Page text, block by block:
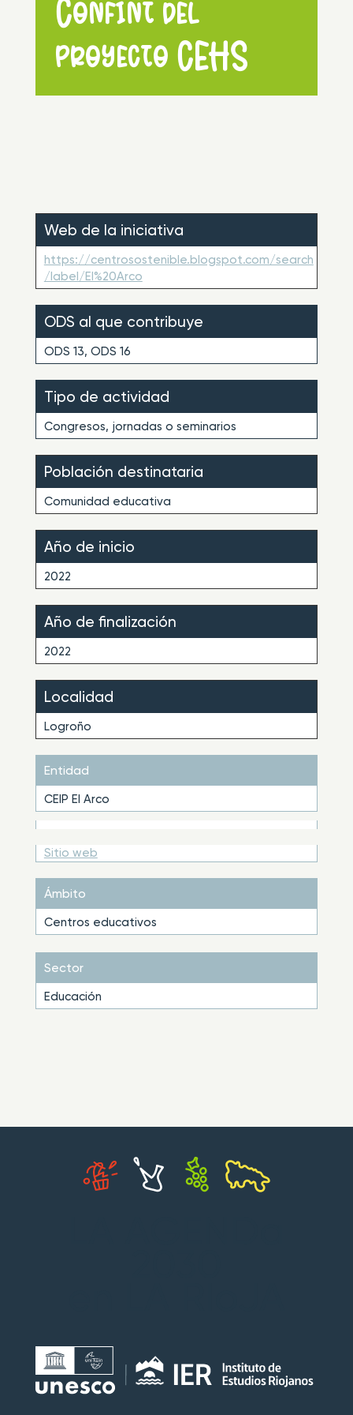
Confint del
proyecto CEHS
Web de la iniciativa
https://centrosostenible.blogspot.com/search
/label/El%20Arco
ODS al que contribuye
ODS 13, ODS 16
Tipo de actividad
Congresos, jornadas o seminarios
Población destinataria
Comunidad educativa
Año de inicio
2022
Año de finalización
2022
Localidad
Logroño
Entidad
CEIP El Arco
Sitio web
Ámbito
Centros educativos
Sector
Educación